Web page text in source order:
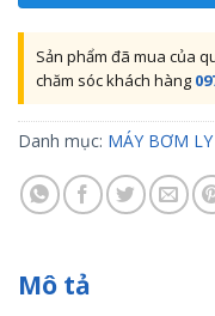
Sản phẩm đã mua của
chăm sóc khách hàng
Danh mục: MÁY BƠM
Mô tả